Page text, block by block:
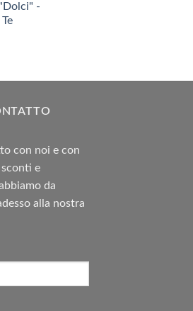
-
con noi e con
e
da
alla nostra